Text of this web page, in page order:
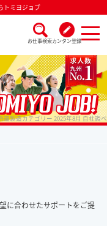
トミヨジョブ
お仕事検索カンタン登録
製造カテゴリー 2025年8月 自社調べ
に合わせたサポートをご提